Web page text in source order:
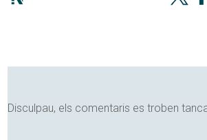
Disculpau, els comentaris es troben